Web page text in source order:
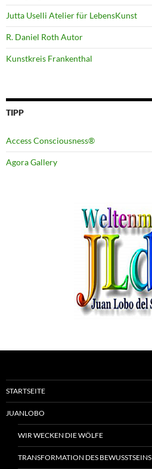
Jutta Uselli Atelier für LebensKunst
R. Daniel Roth Autor
Kunstkreis Frankenthal
TIPP
Access Consciousness®
Agora Gallery
STARTSEITE
JUANLOBO
WIR WECKEN DIE WÖLFE
TRANSFORMATION DES BEWUSSTSEINS